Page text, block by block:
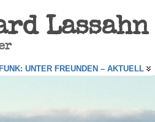
Lassahn
UNTER FREUNDEN – AKTUELL